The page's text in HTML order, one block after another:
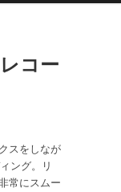
コー
スをしなが
ング。リ
常にスムー